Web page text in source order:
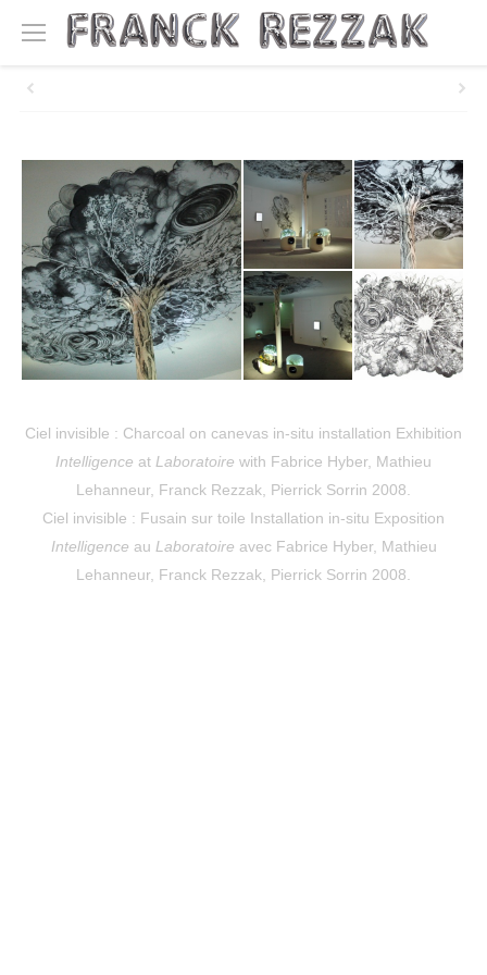
Ciel invisible : Charcoal on canevas in-situ installation Exhibition
Intelligence at Laboratoire with Fabrice Hyber, Mathieu
Lehanneur, Franck Rezzak, Pierrick Sorrin 2008.
Ciel invisible : Fusain sur toile Installation in-situ Exposition
Intelligence au Laboratoire avec Fabrice Hyber, Mathieu
Lehanneur, Franck Rezzak, Pierrick Sorrin 2008.